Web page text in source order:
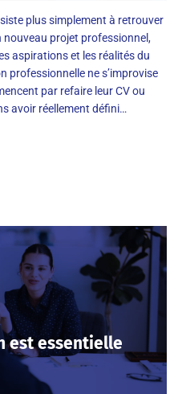
plus simplement à retrouver
nouveau projet professionnel,
aspirations et les réalités du
professionnelle ne s’improvise
par refaire leur CV ou
avoir réellement défini…
est essentielle